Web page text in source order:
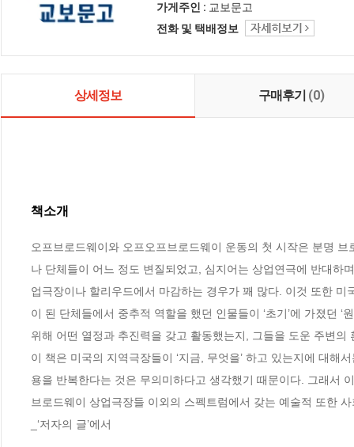
가게주인 : 교보문고
전화 및 택배정보
상세정보 구매후기 (0)
책소개
오프브로드웨이와 오프오프브로드웨이 운동의 첫 시작은 분명
나 단체들이 어느 정도 변질되었고, 심지어는 상업연극에 반대하
업극장이나 할리우드에서 마감하는 경우가 꽤 많다. 이것 또한
이 된 단체들에서 중추적 역할을 했던 인물들이 ‘초기’에 가졌던
위해 어떤 열정과 추진력을 갖고 활동했는지, 그들을 도운 주변
이 책은 미국의 지역극장들이 ‘지금, 무엇을’ 하고 있는지에 대
용을 반복한다는 것은 무의미하다고 생각했기 때문이다. 그래서
브로드웨이 상업극장들 이외의 스펙트럼에서 갖는 예술적 또한
_‘저자의 글’에서